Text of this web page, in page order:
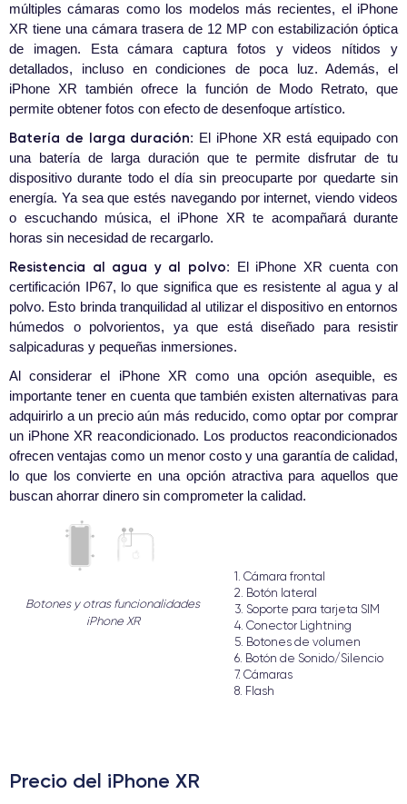
múltiples cámaras como los modelos más recientes, el iPhone
XR tiene una cámara trasera de 12 MP con estabilización óptica
de imagen. Esta cámara captura fotos y videos nítidos y
detallados, incluso en condiciones de poca luz. Además, el
iPhone XR también ofrece la función de Modo Retrato, que
permite obtener fotos con efecto de desenfoque artístico.
Batería de larga duración: El iPhone XR está equipado con
una batería de larga duración que te permite disfrutar de tu
dispositivo durante todo el día sin preocuparte por quedarte sin
energía. Ya sea que estés navegando por internet, viendo videos
o escuchando música, el iPhone XR te acompañará durante
horas sin necesidad de recargarlo.
Resistencia al agua y al polvo: El iPhone XR cuenta con
certificación IP67, lo que significa que es resistente al agua y al
polvo. Esto brinda tranquilidad al utilizar el dispositivo en entornos
húmedos o polvorientos, ya que está diseñado para resistir
salpicaduras y pequeñas inmersiones.
Al considerar el iPhone XR como una opción asequible, es
importante tener en cuenta que también existen alternativas para
adquirirlo a un precio aún más reducido, como optar por comprar
un iPhone XR reacondicionado. Los productos reacondicionados
ofrecen ventajas como un menor costo y una garantía de calidad,
lo que los convierte en una opción atractiva para aquellos que
buscan ahorrar dinero sin comprometer la calidad.
Botones y otras funcionalidades
iPhone XR
1. Cámara frontal
2. Botón lateral
3. Soporte para tarjeta SIM
4. Conector Lightning
5. Botones de volumen
6. Botón de Sonido/Silencio
7. Cámaras
8. Flash
Precio del iPhone XR